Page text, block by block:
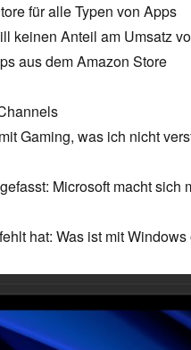
für alle Typen von Apps
keinen Anteil am Umsatz
aus dem Amazon Store
Gaming, was ich nicht
Microsoft macht sich
hat: Was ist mit